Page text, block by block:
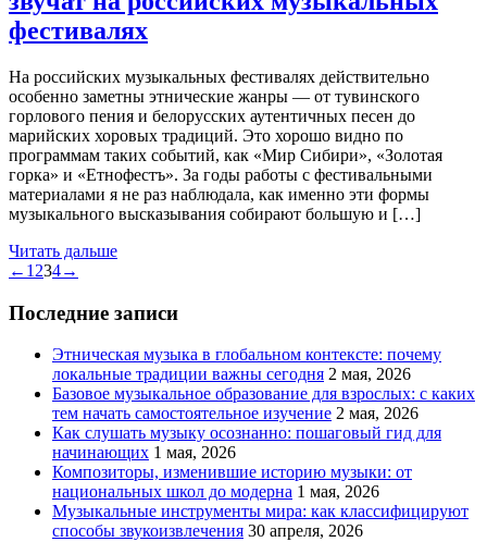
фестивалях
На российских музыкальных фестивалях действительно
особенно заметны этнические жанры — от тувинского
горлового пения и белорусских аутентичных песен до
марийских хоровых традиций. Это хорошо видно по
программам таких событий, как «Мир Сибири», «Золотая
горка» и «Етнофестъ». За годы работы с фестивальными
материалами я не раз наблюдала, как именно эти формы
музыкального высказывания собирают большую и […]
Читать дальше
← 1 234→
Последние записи
Этническая музыка в глобальном контексте: почему
локальные традиции важны сегодня 2 мая, 2026
Базовое музыкальное образование для взрослых: с каких
тем начать самостоятельное изучение 2 мая, 2026
Как слушать музыку осознанно: пошаговый гид для
начинающих 1 мая, 2026
Композиторы, изменившие историю музыки: от
национальных школ до модерна 1 мая, 2026
Музыкальные инструменты мира: как классифицируют
способы звукоизвлечения 30 апреля, 2026